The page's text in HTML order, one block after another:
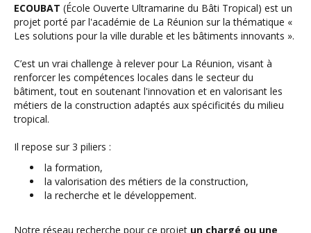
ECOUBAT (École Ouverte Ultramarine du Bâti Tropical) est un
projet porté par l'académie de La Réunion sur la thématique «
Les solutions pour la ville durable et les bâtiments innovants ».
C’est un vrai challenge à relever pour La Réunion, visant à
renforcer les compétences locales dans le secteur du
bâtiment, tout en soutenant l'innovation et en valorisant les
métiers de la construction adaptés aux spécificités du milieu
tropical.
Il repose sur 3 piliers :
la formation,
la valorisation des métiers de la construction,
la recherche et le développement.
Notre réseau recherche pour ce projet un chargé ou une